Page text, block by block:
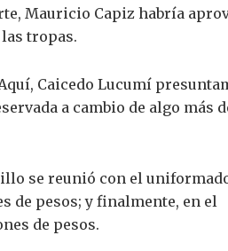
Mauricio Capiz habría
tropas.
Caicedo Lucumí
a cambio de algo más
se reunió con el
de pesos; y finalmente, en el
de pesos.